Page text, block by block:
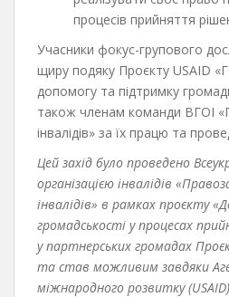
процесів прийняття
Учасники фокус-групового
щиру подяку Проєкту USAID
допомогу та підтримку
також членам команди ВГОІ
інвалідів» за їх працю та
Цей захід було проведено
організацією інвалідів
інвалідів» в рамках проєкту
громадськості у процесах
у партнерських громадах
та став можливим завдяки
міжнародного розвитку